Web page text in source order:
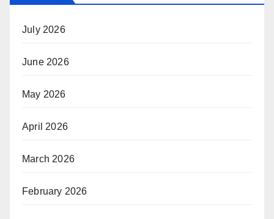
July 2026
June 2026
May 2026
April 2026
March 2026
February 2026